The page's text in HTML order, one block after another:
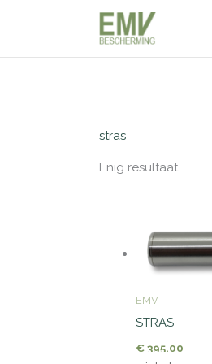
stras
Enig resultaat
EMV
STRAS
€395,00